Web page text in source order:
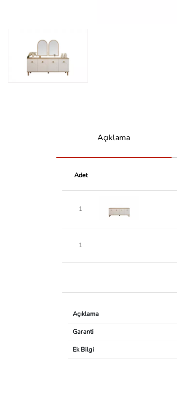
Açıklama
Adet
1
1
Açıklama
Garanti
Ek Bilgi